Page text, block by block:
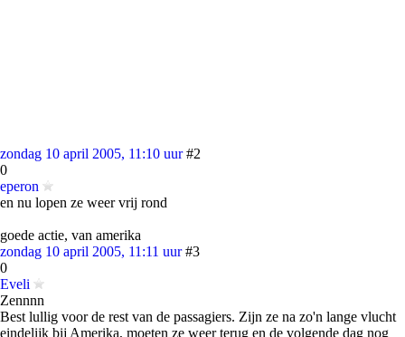
zondag 10 april 2005, 11:10 uur #2
0
eperon
en nu lopen ze weer vrij rond
goede actie, van amerika
zondag 10 april 2005, 11:11 uur #3
0
Eveli
Zennnn
Best lullig voor de rest van de passagiers. Zijn ze na zo'n lange vlucht
eindelijk bij Amerika, moeten ze weer terug en de volgende dag nog